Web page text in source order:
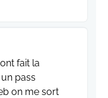
fait la
pass
on me sort